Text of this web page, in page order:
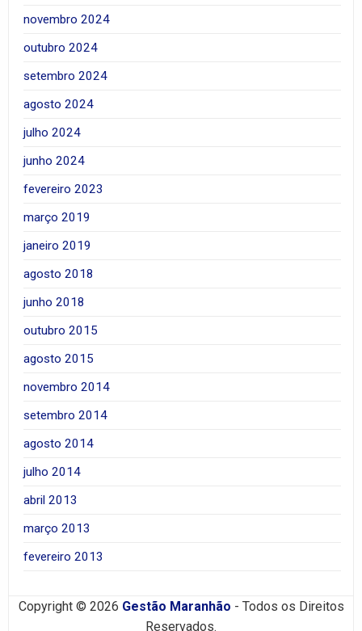
novembro 2024
outubro 2024
setembro 2024
agosto 2024
julho 2024
junho 2024
fevereiro 2023
março 2019
janeiro 2019
agosto 2018
junho 2018
outubro 2015
agosto 2015
novembro 2014
setembro 2014
agosto 2014
julho 2014
abril 2013
março 2013
fevereiro 2013
Copyright © 2026 Gestão Maranhão - Todos os Direitos
Reservados.